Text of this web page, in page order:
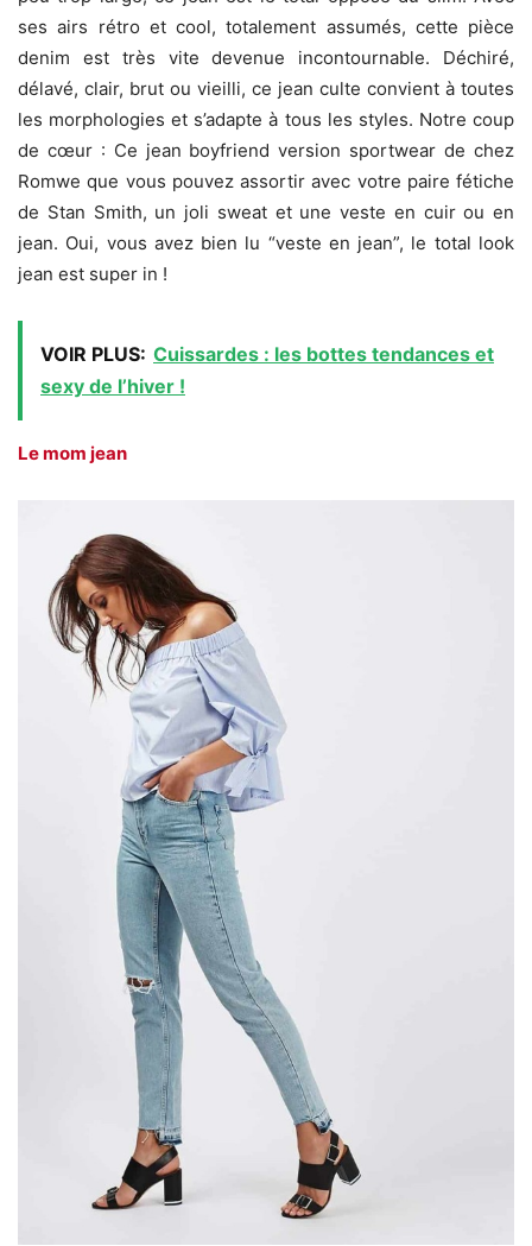
ses airs rétro et cool, totalement assumés, cette pièce
denim est très vite devenue incontournable. Déchiré,
délavé, clair, brut ou vieilli, ce jean culte convient à toutes
les morphologies et s’adapte à tous les styles. Notre coup
de cœur : Ce jean boyfriend version sportwear de chez
Romwe que vous pouvez assortir avec votre paire fétiche
de Stan Smith, un joli sweat et une veste en cuir ou en
jean. Oui, vous avez bien lu “veste en jean”, le total look
jean est super in !
VOIR PLUS: Cuissardes : les bottes tendances et
sexy de l’hiver !
Le mom jean